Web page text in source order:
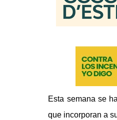
Esta semana se
que incorporan a